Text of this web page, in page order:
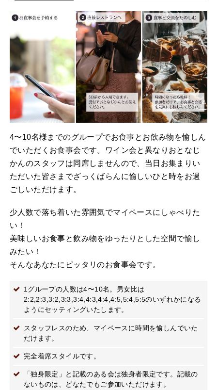
4〜10名様までのグループでお食事とお飲み物を愉しん
でいただくお食事会です。ワイン会と異なりおとなじ
かんのスタッフは同席しませんので、当日お集まりい
ただいた皆さまでざっくばらんに愉しいひと時をお過
ごしいただけます。
少人数で落ち着いた雰囲気でマイペースにしゃべりた
い！
美味しいお食事と飲み物をゆったりとした空間で愉し
みたい！
そんなあなたにピッタリのお食事会です。
1グループの人数は4〜10名。男女比は
2:2,2:3,3:2,3:3,3:4,4:3,4:4,4:5,5:4,5:5のいずれかになる
ようにセッティングいたします。
スタッフレスのため、マイペースに時間を愉しんでいた
だけます。
完全着席スタイルです。
「独身限定」と記載のある会は独身者限定です。記載の
ないものは、どなたでもご参加いただけます。